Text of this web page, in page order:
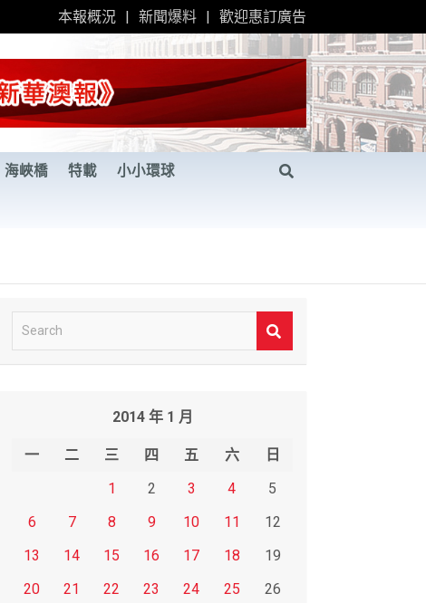
本報概況 新聞爆料 歡迎惠訂廣告
海峽橋 特載 小小環球
e
2014 年 1 月
一 二 三 四 五 六
日
1
2 3 4
5
6
7 8 9 10 11
12
13
14 15 16 17 18
19
20
21 22 23 24 25
26